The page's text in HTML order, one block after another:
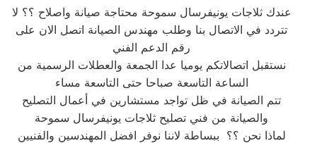
عندك ثلاجات يونيفرسال سموحة محتاجة صيانة واصلاح ؟؟ لا
تتردد في الاتصال بنا وطلب مهندس الصيانة اتصل الان على
رقم الدعم الفني
نستقبل اتصالاتكم يوميا عدا الجمعة والعطلات الرسمية من
الساعة التاسعة صباحا حتى التاسعة مساء
تتم الصيانة في ظل تواجد مستشارين في أعمال التصليح
والصيانة من فني تصليح ثلاجات يونيفرسال سموحة
لماذا نحن ؟؟ ببساطة لاننا نوفر افضل المهندسين والفنيين